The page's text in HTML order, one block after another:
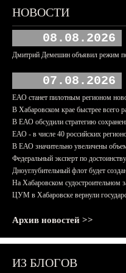
НОВОСТИ
08.08.2026
Дмитрий Демешин объявил режим
07.08.2026
ЕАО станет пилотным регионом
В Хабаровском крае быстрее всего
В ЕАО обсудили стратегию
ЕАО - в числе 40 российских
В ЕАО значительно увеличены
Федеральный эксперт по
Дноуглубительный флот будет
На Хабаровском судостроительном
ЦУМ в Хабаровске вернули
Архив новостей >>
ИЗ БЛОГОВ